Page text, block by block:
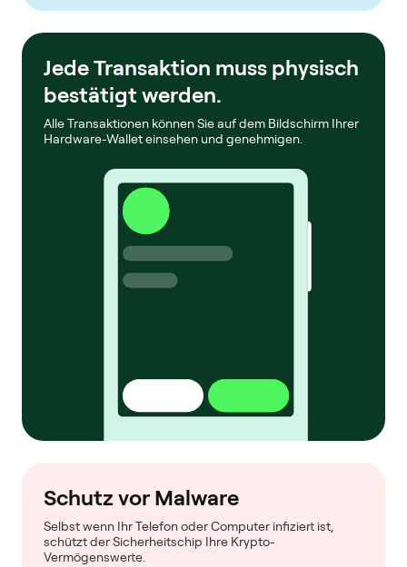
Jede Transaktion muss physisch
bestätigt werden.
Alle Transaktionen können Sie auf dem Bildschirm Ihrer
Hardware-Wallet einsehen und genehmigen.
Schutz vor Malware
Selbst wenn Ihr Telefon oder Computer infiziert ist,
schützt der Sicherheitschip Ihre Krypto-
Vermögenswerte.